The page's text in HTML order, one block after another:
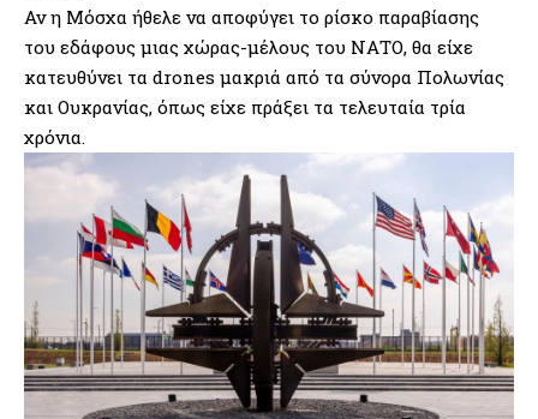
Αν η Μόσχα ήθελε να αποφύγει το ρίσκο παραβίασης
του εδάφους μιας χώρας-μέλους του ΝΑΤΟ, θα είχε
κατευθύνει τα drones μακριά από τα σύνορα Πολωνίας
και Ουκρανίας, όπως είχε πράξει τα τελευταία τρία
χρόνια.